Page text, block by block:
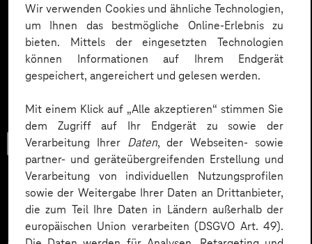
Wir verwenden Cookies und ähnliche Technologien,
um Ihnen das bestmögliche Online-Erlebnis zu
bieten. Mittels der eingesetzten Technologien
können Informationen auf Ihrem Endgerät
gespeichert, angereichert und gelesen werden.
Mit einem Klick auf „Alle akzeptieren“ stimmen Sie
dem Zugriff auf Ihr Endgerät zu sowie der
Verarbeitung Ihrer Daten, der Webseiten- sowie
partner- und geräteübergreifenden Erstellung und
Verarbeitung von individuellen Nutzungsprofilen
sowie der Weitergabe Ihrer Daten an Drittanbieter,
die zum Teil Ihre Daten in Ländern außerhalb der
europäischen Union verarbeiten (DSGVO Art. 49).
Trendbook
Innovationen und KI im